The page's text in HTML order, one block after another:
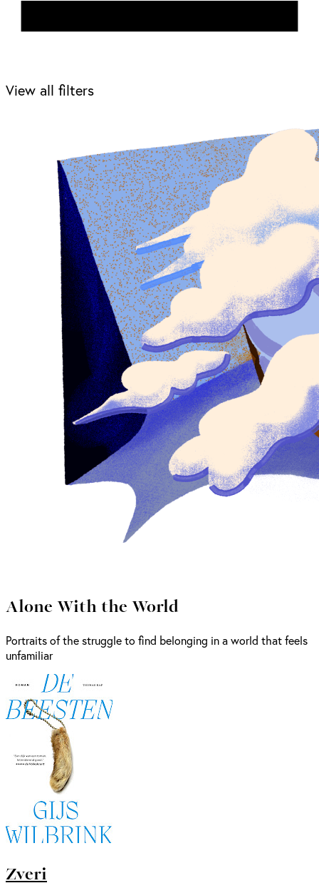
View all filters
Alone With the World
Portraits of the struggle to find belonging in a world that feels
unfamiliar
Zveri